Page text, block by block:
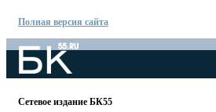
Полная версия сайта
Сетевое издание БК55